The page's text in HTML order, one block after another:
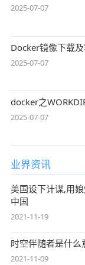
2025-07-07
Docker镜像下载
2025-07-07
docker之
2025-07-07
业界资讯
美国设下计谋,用
中国
2021-11-19
时空伴随者是什么
2021-11-09